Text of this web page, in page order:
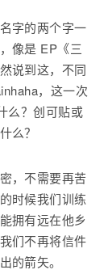
字的两个字一
像是 EP《三
说到这，不同
，这一次
么？创可贴或
么？
，不需要再苦
时候我们训练
拥有远在他乡
们不再将信件
的箭矢。